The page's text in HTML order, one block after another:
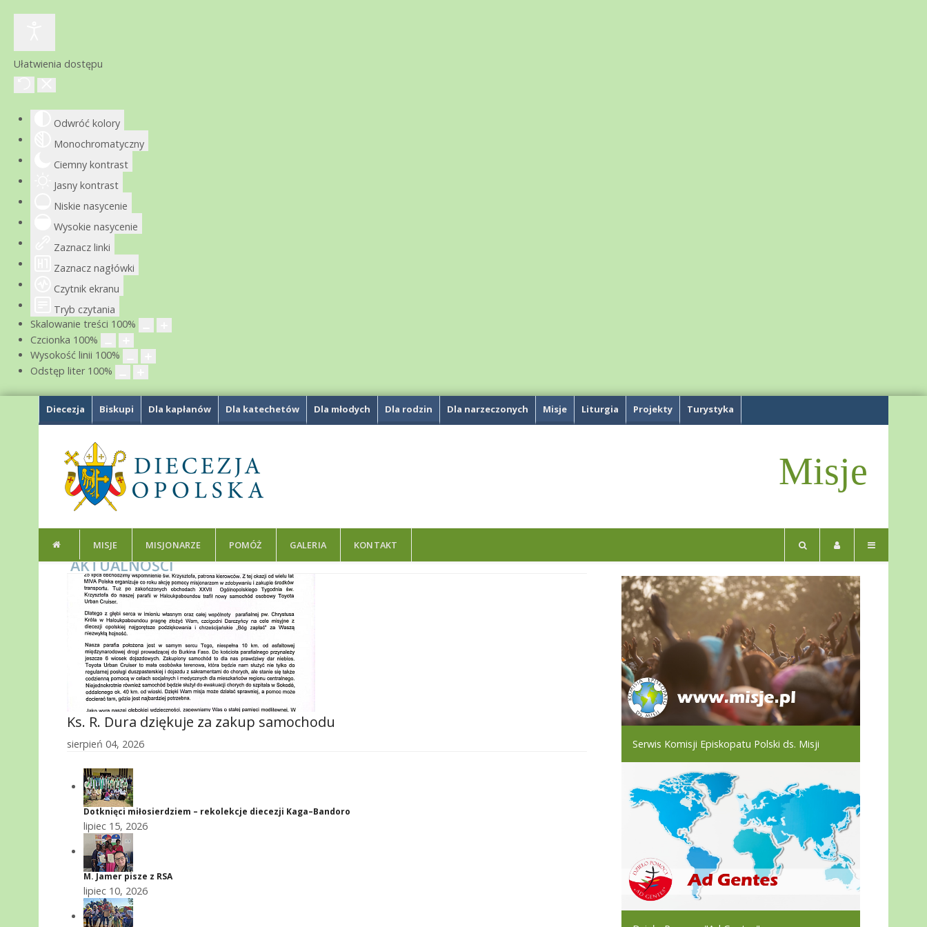
Ułatwienia dostępu
Odwróć kolory
Monochromatyczny
Ciemny kontrast
Jasny kontrast
Niskie nasycenie
Wysokie nasycenie
Zaznacz linki
Zaznacz nagłówki
Czytnik ekranu
Tryb czytania
Skalowanie treści 100%
Czcionka 100%
Wysokość linii 100%
Odstęp liter 100%
Diecezja Biskupi Dla kapłanów Dla katechetów Dla młodych Dla rodzin Dla narzeczonych Misje Liturgia Projekty Turystyka
Misje
MISJE MISJONARZE POMÓŻ GALERIA KONTAKT
AKTUALNOŚCI
Ks. R. Dura dziękuje za zakup samochodu
sierpień 04, 2026
Dotknięci miłosierdziem – rekolekcje diecezji Kaga–Bandoro
lipiec 15, 2026
M. Jamer pisze z RSA
lipiec 10, 2026
Serwis Komisji Episkopatu Polski ds. Misji